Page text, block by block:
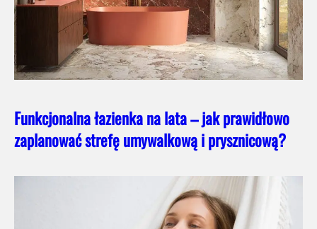
Funkcjonalna łazienka na lata – jak prawidłowo
zaplanować strefę umywalkową i prysznicową?